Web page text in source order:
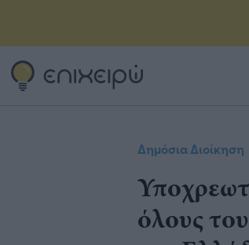
Δημόσια Διοίκηση
όλους